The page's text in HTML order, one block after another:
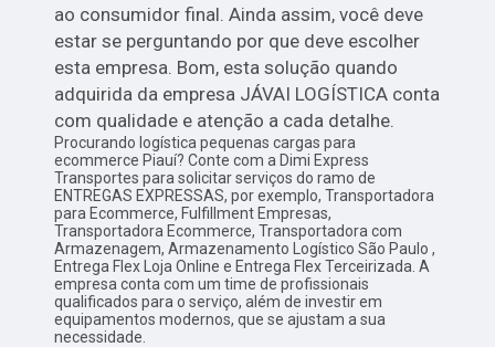
ao consumidor final. Ainda assim, você deve
estar se perguntando por que deve escolher
esta empresa. Bom, esta solução quando
adquirida da empresa JÁVAI LOGÍSTICA conta
com qualidade e atenção a cada detalhe.
Procurando logística pequenas cargas para
ecommerce Piauí? Conte com a Dimi Express
Transportes para solicitar serviços do ramo de
ENTREGAS EXPRESSAS, por exemplo, Transportadora
para Ecommerce, Fulfillment Empresas,
Transportadora Ecommerce, Transportadora com
Armazenagem, Armazenamento Logístico São Paulo ,
Entrega Flex Loja Online e Entrega Flex Terceirizada. A
empresa conta com um time de profissionais
qualificados para o serviço, além de investir em
equipamentos modernos, que se ajustam a sua
necessidade.